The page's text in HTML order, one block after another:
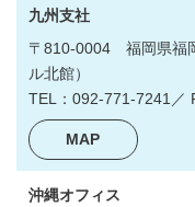
九州支社
〒810-0004 福岡県福
ル北館）
TEL：092-771-7241／
MAP
沖縄オフィス